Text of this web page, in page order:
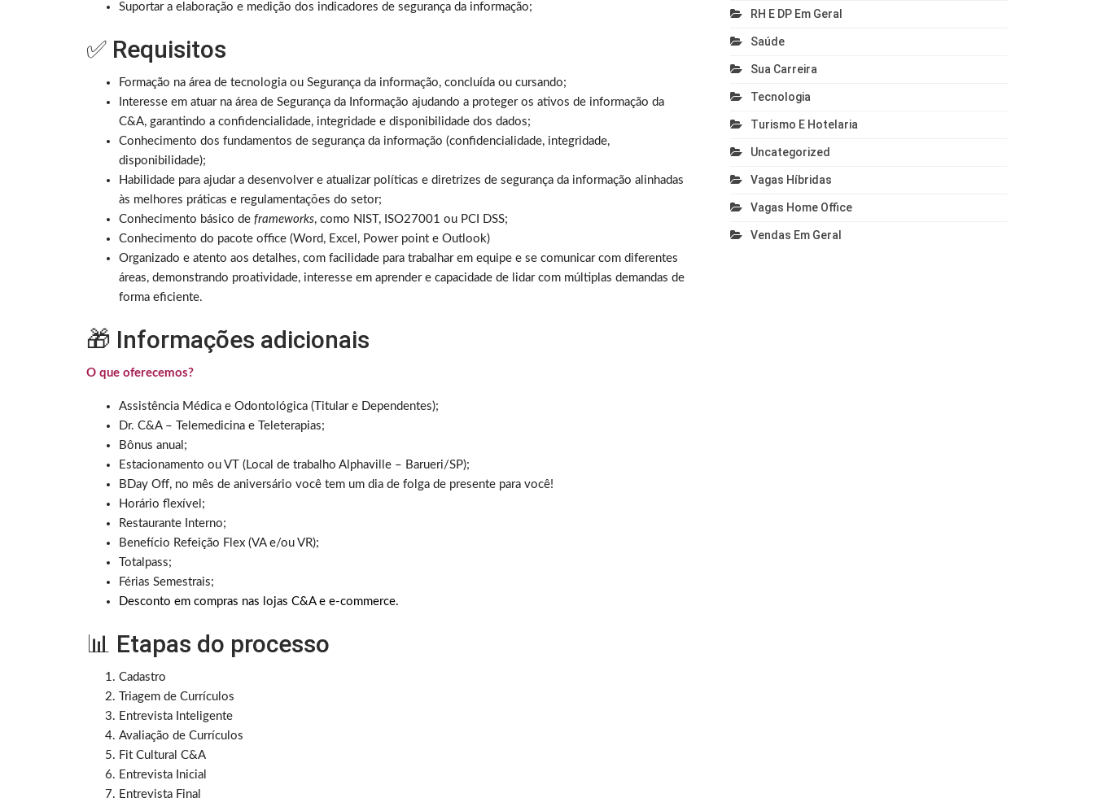
Suportar a elaboração e medição dos indicadores de segurança da informação;
✅ Requisitos
Formação na área de tecnologia ou Segurança da informação, concluída ou cursando;
Interesse em atuar na área de Segurança da Informação ajudando a proteger os ativos de informação da
C&A, garantindo a confidencialidade, integridade e disponibilidade dos dados;
Conhecimento dos fundamentos de segurança da informação (confidencialidade, integridade,
disponibilidade);
Habilidade para ajudar a desenvolver e atualizar políticas e diretrizes de segurança da informação alinhadas
às melhores práticas e regulamentações do setor;
Conhecimento básico de frameworks, como NIST, ISO27001 ou PCI DSS;
Conhecimento do pacote office (Word, Excel, Power point e Outlook)
Organizado e atento aos detalhes, com facilidade para trabalhar em equipe e se comunicar com diferentes
áreas, demonstrando proatividade, interesse em aprender e capacidade de lidar com múltiplas demandas de
forma eficiente.
🎁 Informações adicionais
O que oferecemos?
Assistência Médica e Odontológica (Titular e Dependentes);
Dr. C&A – Telemedicina e Teleterapias;
Bônus anual;
Estacionamento ou VT (Local de trabalho Alphaville – Barueri/SP);
BDay Off, no mês de aniversário você tem um dia de folga de presente para você!
Horário flexível;
Restaurante Interno;
Benefício Refeição Flex (VA e/ou VR);
Totalpass;
Férias Semestrais;
Desconto em compras nas lojas C&A e e-commerce.
📊 Etapas do processo
Cadastro
Triagem de Currículos
Entrevista Inteligente
Avaliação de Currículos
Fit Cultural C&A
Entrevista Inicial
Entrevista Final
RH E DP Em Geral
Saúde
Sua Carreira
Tecnologia
Turismo E Hotelaria
Uncategorized
Vagas Híbridas
Vagas Home Office
Vendas Em Geral